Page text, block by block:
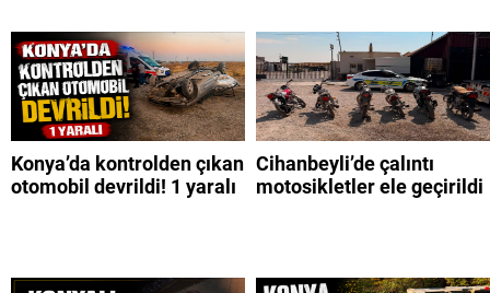
Konya’da kontrolden çıkan
otomobil devrildi! 1 yaralı
Cihanbeyli’de çalıntı
motosikletler ele geçirildi